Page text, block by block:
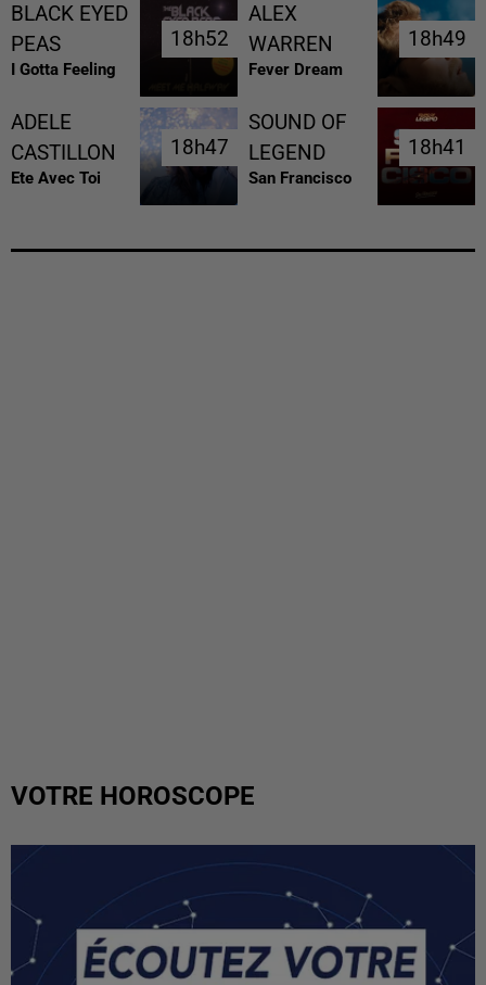
BLACK EYED
PEAS
I Gotta Feeling
18h52
18h52
ALEX
WARREN
Fever Dream
18h49
18h49
ADELE
CASTILLON
Ete Avec Toi
18h47
18h47
SOUND OF
LEGEND
San Francisco
18h41
18h41
VOTRE HOROSCOPE